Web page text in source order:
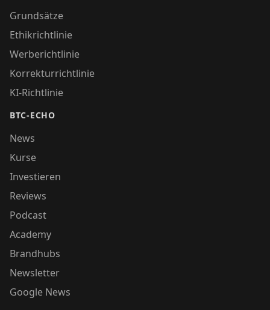
Grundsätze
Ethikrichtlinie
Werberichtlinie
Korrekturrichtlinie
KI-Richtlinie
BTC-ECHO
News
Kurse
Investieren
Reviews
Podcast
Academy
Brandhubs
Newsletter
Google News